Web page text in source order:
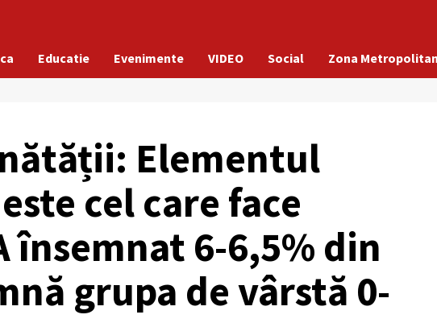
Educatie Evenimente VIDEO Social Zona
Elementul
cel care face
însemnat 6-6,5% din
grupa de vârstă 0-